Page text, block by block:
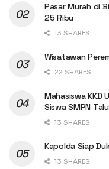
Pasar Murah di
25 Ribu
13 SHARES
Wisatawan
22 SHARES
Mahasiswa KKD
Siswa SMPN
13 SHARES
Kapolda Siap
13 SHARES